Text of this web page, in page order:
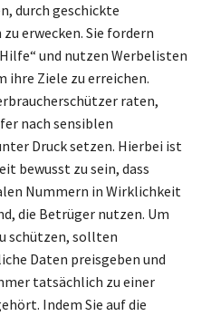
durch geschickte
erwecken. Sie fordern
und nutzen Werbelisten
ihre Ziele zu erreichen.
raten,
nach sensiblen
Druck setzen. Hierbei ist
bewusst zu sein, dass
Nummern in Wirklichkeit
die Betrüger nutzen. Um
schützen, sollten
Daten preisgeben und
tatsächlich zu einer
Indem Sie auf die